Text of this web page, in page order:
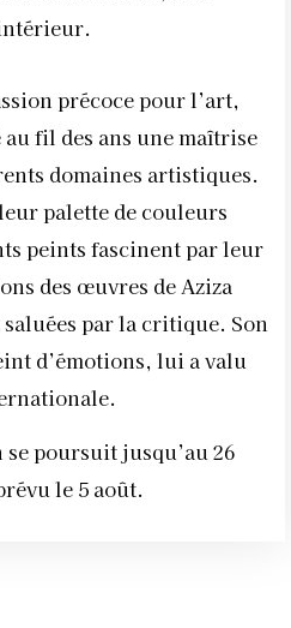
précoce pour l’art,
au fil des ans une maîtrise
domaines artistiques.
palette de couleurs
peints fascinent par leur
des œuvres de Aziza
par la critique. Son
d’émotions, lui a valu
poursuit jusqu’au 26
le 5 août.